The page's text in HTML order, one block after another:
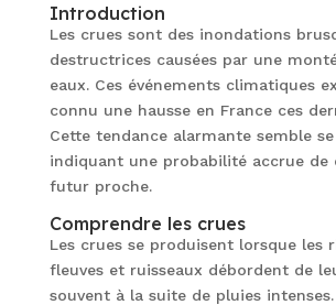
Introduction
Les crues sont des inondations
destructrices causées par une
eaux. Ces événements climatiques
connu une hausse en France ces
Cette tendance alarmante semble
indiquant une probabilité accrue de
futur proche.
Comprendre les crues
Les crues se produisent lorsque les
fleuves et ruisseaux débordent de
souvent à la suite de pluies